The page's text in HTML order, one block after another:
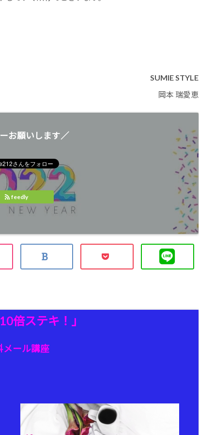
SUMIE STYLE
岡本 瑞愛恵
お願いします／
feedly
倍ステキ！」
メール講座